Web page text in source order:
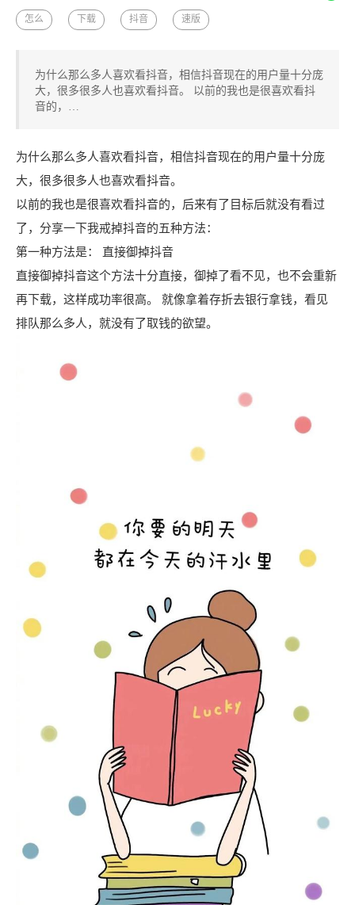
怎么 下载 抖音 速版
为什么那么多人喜欢看抖音，相信抖音现在的用户量十分庞
大，很多很多人也喜欢看抖音。 以前的我也是很喜欢看抖
音的，…
为什么那么多人喜欢看抖音，相信抖音现在的用户量十分庞
大，很多很多人也喜欢看抖音。
以前的我也是很喜欢看抖音的，后来有了目标后就没有看过
了，分享一下我戒掉抖音的五种方法：
第一种方法是： 直接御掉抖音
直接御掉抖音这个方法十分直接，御掉了看不见，也不会重新
再下载，这样成功率很高。 就像拿着存折去银行拿钱，看见
排队那么多人，就没有了取钱的欲望。